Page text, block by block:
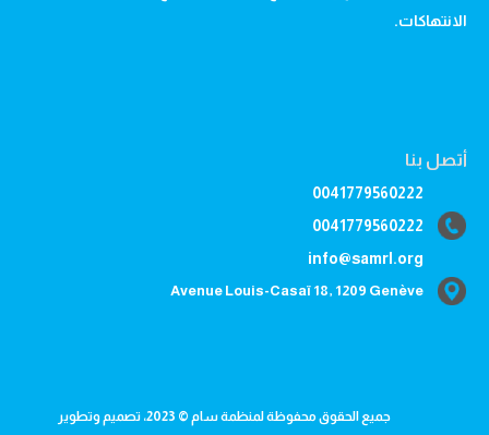
الانتهاكات.
أتصل بنا
0041779560222
0041779560222
info@samrl.org
Avenue Louis-Casaï 18, 1209 Genève
جميع الحقوق محفوظة لمنظمة سام © 2023، تصميم وتطوير